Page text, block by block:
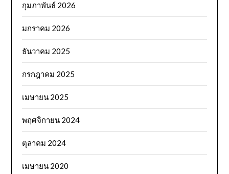
กุมภาพันธ์ 2026
มกราคม 2026
ธันวาคม 2025
กรกฎาคม 2025
เมษายน 2025
พฤศจิกายน 2024
ตุลาคม 2024
เมษายน 2020